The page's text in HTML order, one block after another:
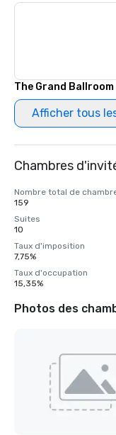
The Grand Ballroom
Afficher tous
Chambres
Nombre total de
159
Suites
10
Taux d'imposition
7,75%
Taux d'occupation
15,35%
Photos des